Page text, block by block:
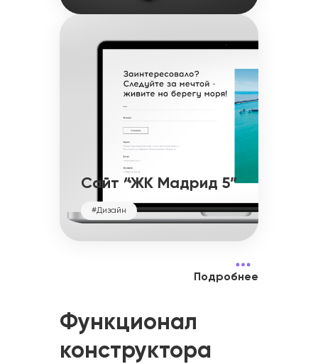
Сайт “ЖК Мадрид 5”
#Дизайн
Подробнее
Функционал
конструктора